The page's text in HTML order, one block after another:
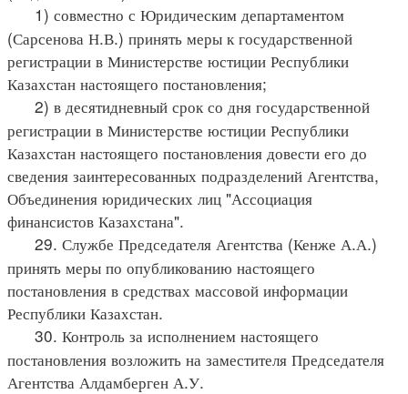
1) совместно с Юридическим департаментом
(Сарсенова Н.В.) принять меры к государственной
регистрации в Министерстве юстиции Республики
Казахстан настоящего постановления;
2) в десятидневный срок со дня государственной
регистрации в Министерстве юстиции Республики
Казахстан настоящего постановления довести его до
сведения заинтересованных подразделений Агентства,
Объединения юридических лиц "Ассоциация
финансистов Казахстана".
29. Службе Председателя Агентства (Кенже А.А.)
принять меры по опубликованию настоящего
постановления в средствах массовой информации
Республики Казахстан.
30. Контроль за исполнением настоящего
постановления возложить на заместителя Председателя
Агентства Алдамберген А.У.